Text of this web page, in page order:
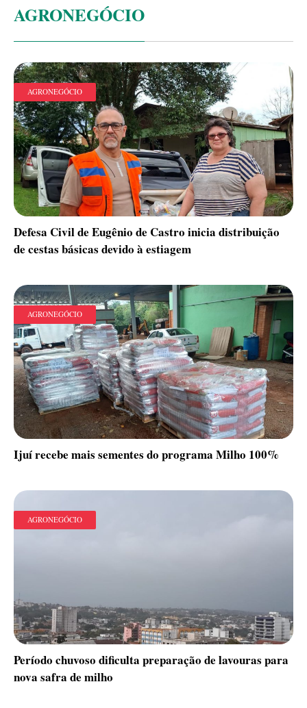
AGRONEGÓCIO
AGRONEGÓCIO
Defesa Civil de Eugênio de Castro inicia distribuição
de cestas básicas devido à estiagem
AGRONEGÓCIO
Ijuí recebe mais sementes do programa Milho 100%
AGRONEGÓCIO
Período chuvoso dificulta preparação de lavouras para
nova safra de milho